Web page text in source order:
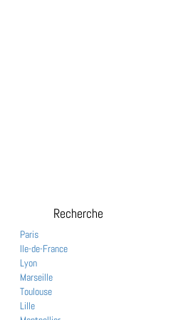
Recherche
Paris
Ile-de-France
Lyon
Marseille
Toulouse
Lille